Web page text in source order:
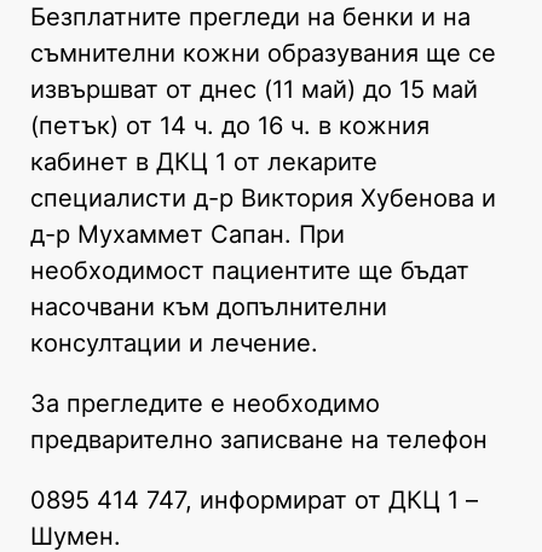
Безплатните прегледи на бенки и на
съмнителни кожни образувания ще се
извършват от днес (11 май) до 15 май
(петък) от 14 ч. до 16 ч. в кожния
кабинет в ДКЦ 1 от лекарите
специалисти д-р Виктория Хубенова и
д-р Мухаммет Сапан. При
необходимост пациентите ще бъдат
насочвани към допълнителни
консултации и лечение.
За прегледите е необходимо
предварително записване на телефон
0895 414 747, информират от ДКЦ 1 –
Шумен.